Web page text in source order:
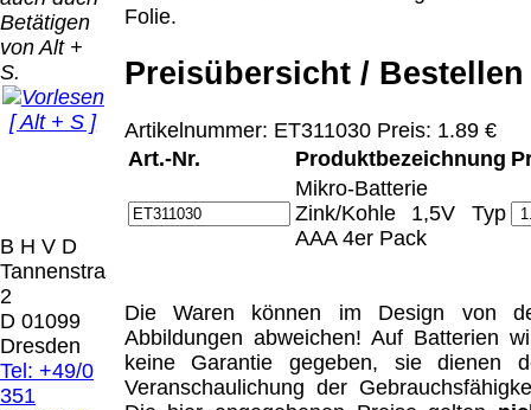
Betätigen
von Alt +
S.
[ Alt + S ]
B H V D
Tannenstrasse
2
D 01099
Dresden
Tel: +49/0
351
Folie.
Preisübersicht / Bestellen
Artikelnummer: ET311030 Preis: 1.89 €
Art.-Nr.
Produktbezeichnung
Mikro-Batterie
Zink/Kohle 1,5V Typ
AAA 4er Pack
Die Waren können im Design von
Abbildungen abweichen! Auf Batterien
keine Garantie gegeben, sie dienen
Veranschaulichung der
Der Versand erfolgt
als versichertes
Paket.
Selbstabholung
vom Büro oder
Ausstellungen:
Email z.B. einen
und die
Rechnung /
Lieferschein. Sie
erhalten also
keinen
Datenträger .
Die in diesem Dokument genannten
Warenzeichen sind Eigentum der jeweiligen
Firmen. Preisänderungen, Irrtümer und
technische Änderungen vorbehalten.
Wir